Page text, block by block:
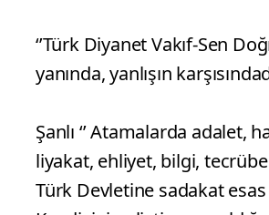
‘’Türk Diyanet Vakıf-Sen
yanında, yanlışın
Şanlı ‘’ Atamalarda adalet,
liyakat, ehliyet, bilgi,
Türk Devletine sadakat esas